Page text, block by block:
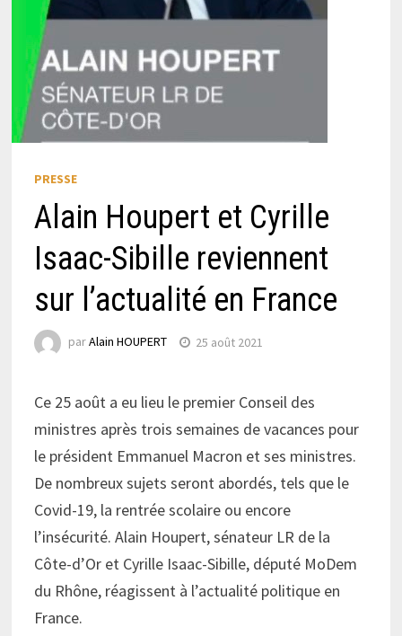
PRESSE
Alain Houpert et Cyrille
Isaac-Sibille reviennent
sur l’actualité en France
parAlain HOUPERT 25 août 2021
Ce 25 août a eu lieu le premier Conseil des
ministres après trois semaines de vacances pour
le président Emmanuel Macron et ses ministres.
De nombreux sujets seront abordés, tels que le
Covid-19, la rentrée scolaire ou encore
l’insécurité. Alain Houpert, sénateur LR de la
Côte-d’Or et Cyrille Isaac-Sibille, député MoDem
du Rhône, réagissent à l’actualité politique en
France.